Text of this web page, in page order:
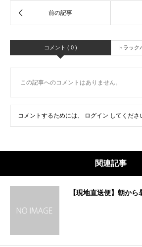
コメント ( 0 ) トラック
この記事へのコメントはありません。
コメントするためには、 ログイン してくださ
関連記事
【現地直送便】朝から